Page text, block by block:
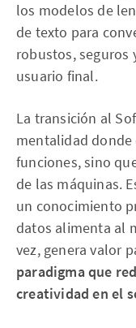
los modelos de
de texto para
robustos, seguros
usuario final.
La transición al
mentalidad
funciones, sino
de las máquinas.
un conocimiento
datos alimenta al
vez, genera valor
paradigma que
creatividad en el